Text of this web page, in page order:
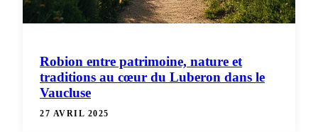
Robion entre patrimoine, nature et
traditions au cœur du Luberon dans le
Vaucluse
27 AVRIL 2025